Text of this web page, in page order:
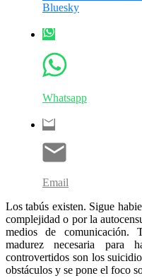
Bluesky
Whatsapp
Email
Los tabús existen. Sigue
complejidad o por la
medios de comunicación.
madurez necesaria para
controvertidos son los
obstáculos y se pone el foco